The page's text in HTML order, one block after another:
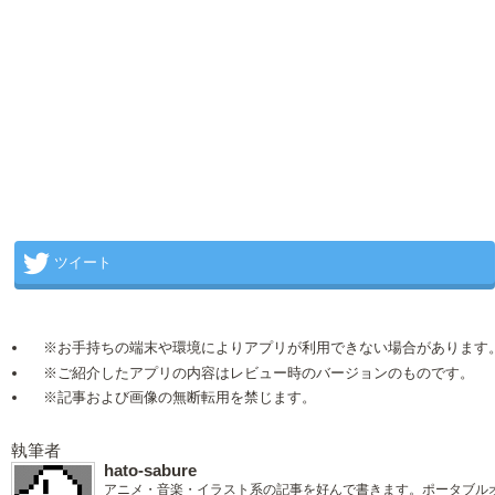
ツイート
※お手持ちの端末や環境によりアプリが利用できない場合があります。
※ご紹介したアプリの内容はレビュー時のバージョンのものです。
※記事および画像の無断転用を禁じます。
執筆者
hato-sabure
アニメ・音楽・イラスト系の記事を好んで書きます。ポータブル